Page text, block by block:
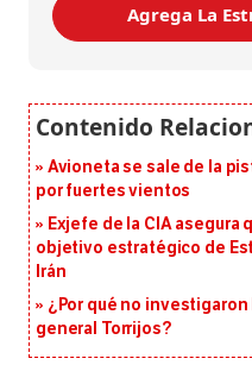
Agrega La
Avioneta se sale de la
por fuertes vientos
Exjefe de la CIA asegura
objetivo estratégico de
Irán
¿Por qué no
general Torrijos?